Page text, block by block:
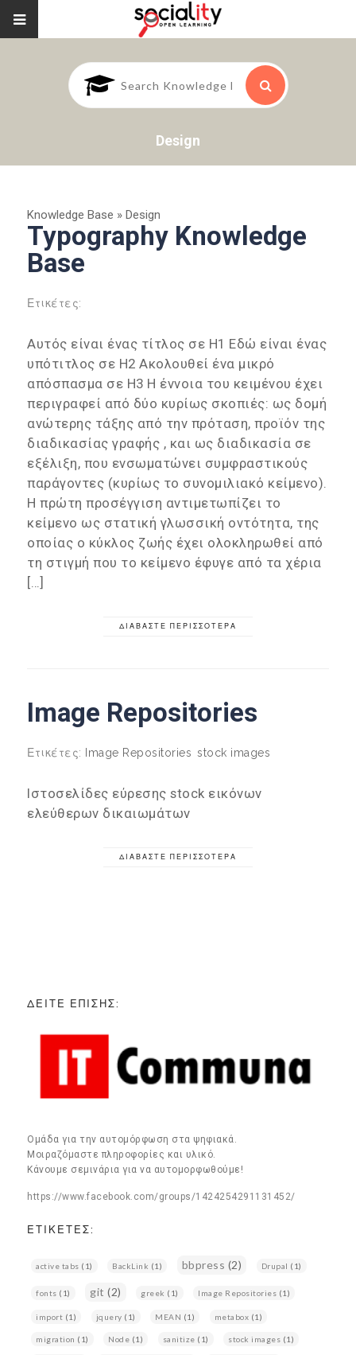
Design
Knowledge Base » Design
Typography Knowledge
Base
Ετικέτες:
Αυτός είναι ένας τίτλος σε H1 Εδώ είναι ένας
υπότιτλος σε H2 Ακολουθεί ένα μικρό
απόσπασμα σε H3 Η έννοια του κειμένου έχει
περιγραφεί από δύο κυρίως σκοπιές: ως δομή
ανώτερης τάξης από την πρόταση, προϊόν της
διαδικασίας γραφής , και ως διαδικασία σε
εξέλιξη, που ενσωματώνει συμφραστικούς
παράγοντες (κυρίως το συνομιλιακό κείμενο).
Η πρώτη προσέγγιση αντιμετωπίζει το
κείμενο ως στατική γλωσσική οντότητα, της
οποίας ο κύκλος ζωής έχει ολοκληρωθεί από
τη στιγμή που το κείμενο έφυγε από τα χέρια
[…]
ΔΙΑΒΆΣΤΕ ΠΕΡΙΣΣΌΤΕΡΑ
Image Repositories
Ετικέτες: Image Repositories stock images
Ιστοσελίδες εύρεσης stock εικόνων
ελεύθερων δικαιωμάτων
ΔΙΑΒΆΣΤΕ ΠΕΡΙΣΣΌΤΕΡΑ
ΔΕΊΤΕ ΕΠΊΣΗΣ:
Ομάδα για την αυτομόρφωση στα ψηφιακά.
Μοιραζόμαστε πληροφορίες και υλικό.
Κάνουμε σεμινάρια για να αυτομορφωθούμε!
https://www.facebook.com/groups/1424254291131452/
ΕΤΙΚΈΤΕΣ:
active tabs (1) BackLink (1) bbpress (2) Drupal (1)
fonts (1) git (2) greek (1) Image Repositories (1)
import (1) jquery (1) MEAN (1) metabox (1)
migration (1) Node (1) sanitize (1) stock images (1)